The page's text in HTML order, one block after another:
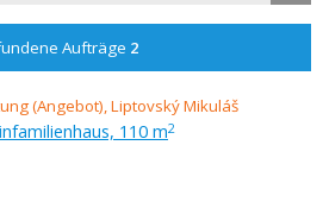
Aufträge 2
110 m2